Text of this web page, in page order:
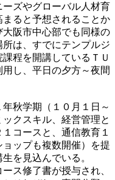
ズやグローバル人材育
ると予想されることか
阪市中心部でも同様の
は、すでにテンプルジ
程を開講しているＴＵ
用し、平日の夕方～夜間
秋学期（１０月１日～
クスキル、経営管理と
コースと、通信教育１
ップも複数開催）を提
を見込んでいる。
ス修了書が授与され、